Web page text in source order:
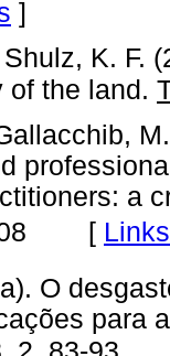
]
K. F.
of the land.
a
[ Links
O
para